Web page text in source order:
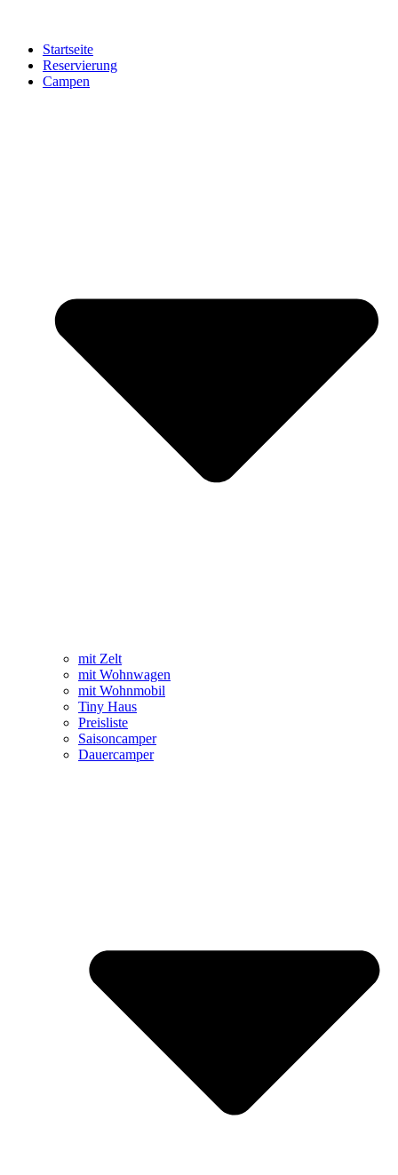
Startseite
Reservierung
Campen
mit Zelt
mit Wohnwagen
mit Wohnmobil
Tiny Haus
Preisliste
Saisoncamper
Dauercamper